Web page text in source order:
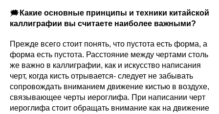
🗯 Какие основные принципы и техники китайской
каллиграфии вы считаете наиболее важными?
Прежде всего стоит понять, что пустота есть форма, а
форма есть пустота. Расстояние между чертами столь
же важно в каллиграфии, как и искусство написания
черт, когда кисть отрывается- следует не забывать
сопровождать вниманием движение кистью в воздухе,
связывающее черты иероглифа. При написании черт
иероглифа стоит обращать внимание как на движение